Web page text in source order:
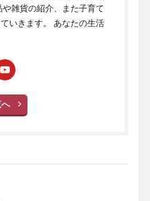
雑貨の紹介、また子育て
いきます。 あなたの生活